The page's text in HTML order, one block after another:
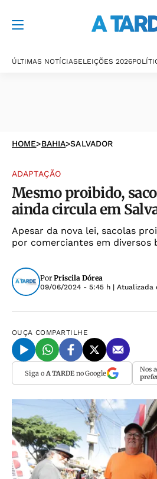
ÚLTIMAS NOTÍCIASELEIÇÕES 2026
HOME>BAHIA>SALVADOR
ADAPTAÇÃO
Mesmo proibido,
ainda circula em
Apesar da nova lei, sacolas
por comerciantes em diversos
Por Priscila Dórea
09/06/2024 - 5:45 h | Atualizada
OUÇA COMPARTILHE
Siga o A TARDEno Google Nos